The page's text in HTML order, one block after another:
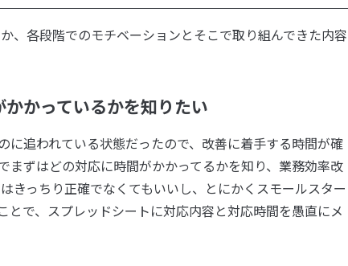
、各段階でのモチベーションとそこで取り組んできた内容
かっているかを知りたい
に追われている状態だったので、改善に着手する時間が確
ずはどの対応に時間がかかってるかを知り、業務効率改
きっちり正確でなくてもいいし、とにかくスモールスター
とで、スプレッドシートに対応内容と対応時間を愚直にメ